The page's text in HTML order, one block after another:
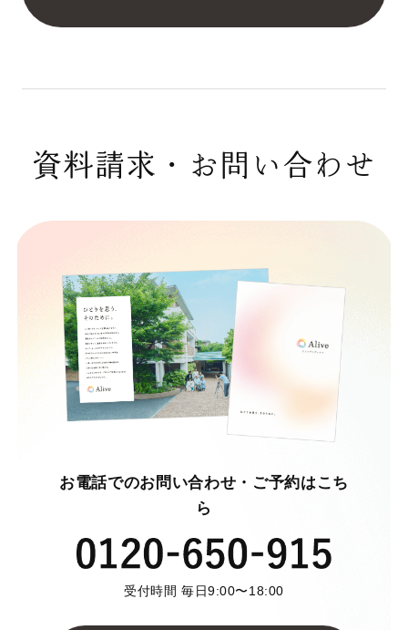
資料請求・お問い合わせ
お電話でのお問い合わせ・ご予約はこち
ら
受付時間 毎日9:00〜18:00